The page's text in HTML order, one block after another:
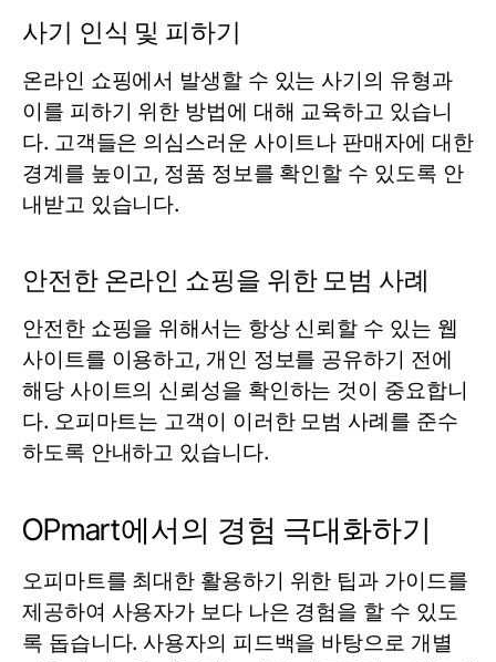
사기 인식 및 피하기
온라인 쇼핑에서 발생할 수 있는 사기의 유형과
이를 피하기 위한 방법에 대해 교육하고 있습니
다. 고객들은 의심스러운 사이트나 판매자에 대한
경계를 높이고, 정품 정보를 확인할 수 있도록 안
내받고 있습니다.
안전한 온라인 쇼핑을 위한 모범 사례
안전한 쇼핑을 위해서는 항상 신뢰할 수 있는 웹
사이트를 이용하고, 개인 정보를 공유하기 전에
해당 사이트의 신뢰성을 확인하는 것이 중요합니
다. 오피마트는 고객이 이러한 모범 사례를 준수
하도록 안내하고 있습니다.
OPmart에서의 경험 극대화하기
오피마트를 최대한 활용하기 위한 팁과 가이드를
제공하여 사용자가 보다 나은 경험을 할 수 있도
록 돕습니다. 사용자의 피드백을 바탕으로 개별